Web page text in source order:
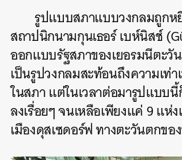
รูปแบบสภาแบบวงกลมถูกห
สถาปนิกนามกุนเธอร์ เบห์นิสช์ (
ออกแบบรัฐสภาของเยอรมนีตะวั
เป็นรูปวงกลมสะท้อนถึงความเท่
ในสภา แต่ในเวลาต่อมารูปแบบ
ลงเรื่อยๆ จนเหลือเพียงแค่ 9 แห่
เมืองดุสเซดอร์ฟ ทางตะวันตกขอ